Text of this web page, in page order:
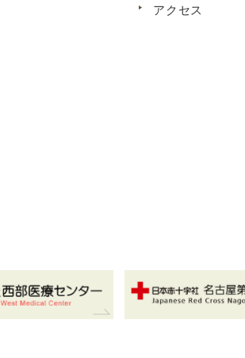
アクセス